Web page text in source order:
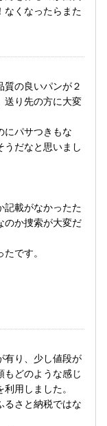
なくなったらまた
質の良いパンが２
送り先の方に大変
にパサつきもな
うだなと思いまし
記載がなかったた
のか捜索が大変だ
です。
有り、少し値段が
もどのような感じ
用しました。
るさと納税ではな